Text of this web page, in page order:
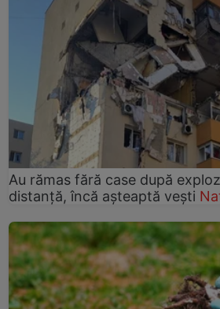
Au rămas fără case după
distanță, încă așteaptă vești